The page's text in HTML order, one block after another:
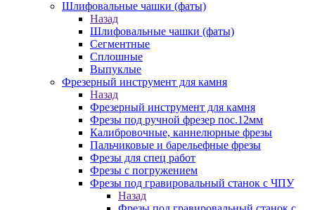
Шлифовальные чашки (фаты)
Назад
Шлифовальные чашки (фаты)
Сегментные
Сплошные
Выпуклые
Фрезерный инструмент для камня
Назад
Фрезерный инструмент для камня
Фрезы под ручной фрезер пос.12мм
Калибровочные, каннелюрные фрезы
Пальчиковые и барельефные фрезы
Фрезы для спец работ
Фрезы с погружением
Фрезы под гравировальный станок с ЧПУ
Назад